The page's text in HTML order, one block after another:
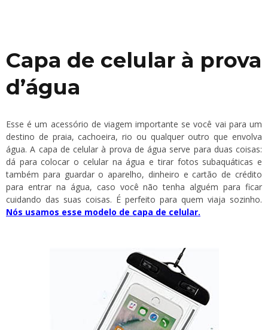
Capa de celular à prova
d’água
Esse é um acessório de viagem importante se você vai para um
destino de praia, cachoeira, rio ou qualquer outro que envolva
água. A capa de celular à prova de água serve para duas coisas:
dá para colocar o celular na água e tirar fotos subaquáticas e
também para guardar o aparelho, dinheiro e cartão de crédito
para entrar na água, caso você não tenha alguém para ficar
cuidando das suas coisas. É perfeito para quem viaja sozinho.
Nós usamos esse modelo de capa de celular.